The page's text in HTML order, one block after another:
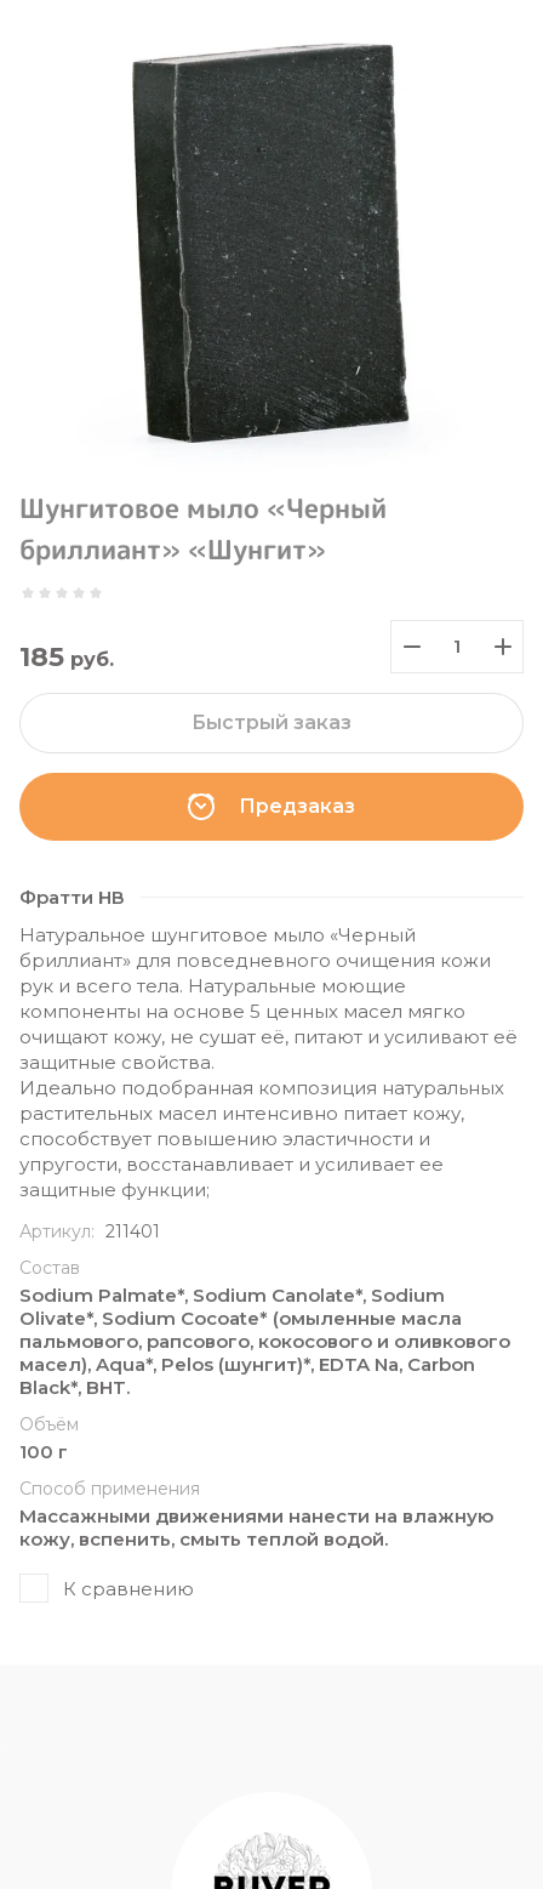
Шунгитовое мыло «Черный
бриллиант» «Шунгит»
185 руб.
Предзаказ
Быстрый заказ
Фратти НВ
Натуральное шунгитовое мыло «Черный
бриллиант» для повседневного очищения кожи
рук и всего тела. Натуральные моющие
компоненты на основе 5 ценных масел мягко
очищают кожу, не сушат её, питают и усиливают её
защитные свойства.
Идеально подобранная композиция натуральных
растительных масел интенсивно питает кожу,
способствует повышению эластичности и
упругости, восстанавливает и усиливает ее
защитные функции;
Артикул: 211401
Состав
Sodium Palmate*, Sodium Canolate*, Sodium
Olivate*, Sodium Cocoate* (омыленные масла
пальмового, рапсового, кокосового и оливкового
масел), Aqua*, Pelos (шунгит)*, EDTA Na, Carbon
Black*, BHT.
Объём
100 г
Способ применения
Массажными движениями нанести на влажную
кожу, вспенить, смыть теплой водой.
К сравнению